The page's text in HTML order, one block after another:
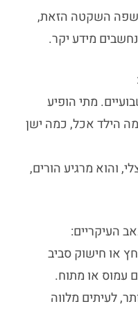
השקטה הזאת,
מידע יקר.
מתי הופיע
הילד אכל, כמה ישן
והוא מרגיע הורים,
העיקריים:
או חישוק סביב
עמוס או מתוח.
לעיתים מלווה